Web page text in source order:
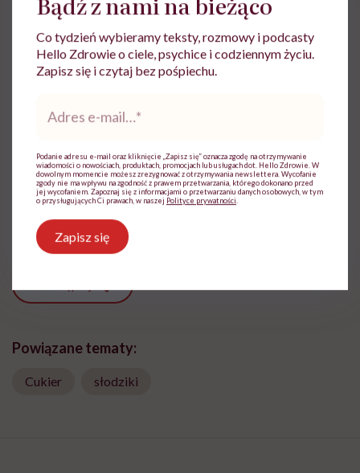
dżemy,
gumy do żucia.
Magdalena Bury-Motyl
Z wykształcenia - dziennikarka, pedagożka
i ekspertka ds. żywienia
Zobacz profil
Powiązane tematy:
Cukier słodziki
Co tydzień wybieramy teksty, rozmowy i podcasty
Hello Zdrowie o ciele, psychice i codziennym życiu.
Zapisz się i czytaj bez pośpiechu.
*
Podanie adresu e-mail oraz kliknięcie „Zapisz się” oznacza zgodę na otrzymywanie
wiadomości o nowościach, produktach, promocjach lub usługach dot. Hello Zdrowie. W
dowolnym momencie możesz zrezygnować z otrzymywania newslettera. Wycofanie
zgody nie ma wpływu na zgodność z prawem przetwarzania, którego dokonano przed
jej wycofaniem. Zapoznaj się z informacjami o przetwarzaniu danych osobowych, w tym
o przysługujących Ci prawach, w naszej Polityce prywatności
Zapisz się